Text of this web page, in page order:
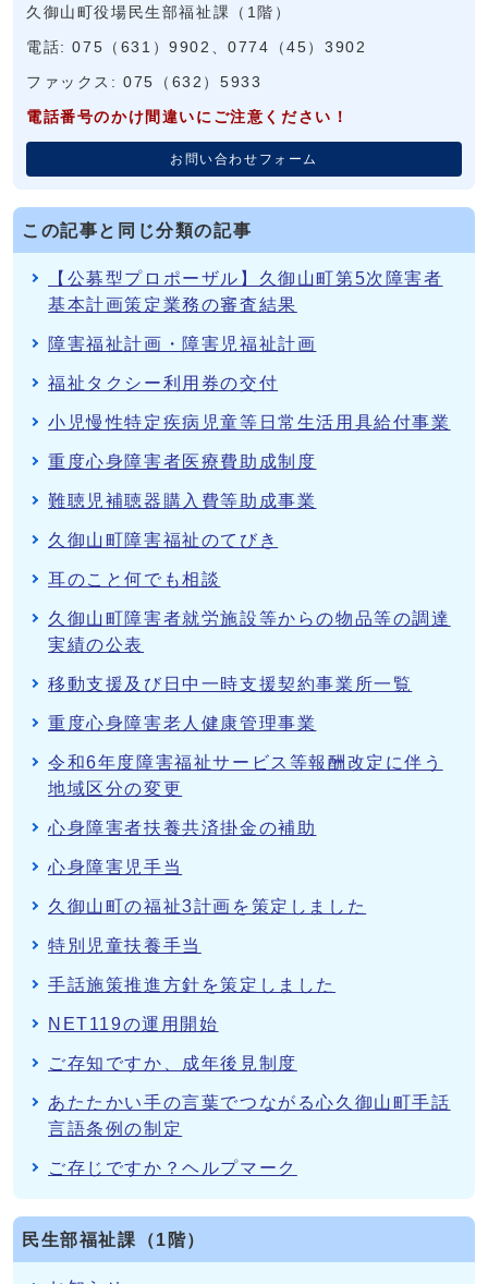
久御山町役場民生部福祉課（1階）
電話: 075（631）9902、0774（45）3902
ファックス: 075（632）5933
電話番号のかけ間違いにご注意ください！
お問い合わせフォーム
この記事と同じ分類の記事
【公募型プロポーザル】久御山町第5次障害者
基本計画策定業務の審査結果
障害福祉計画・障害児福祉計画
福祉タクシー利用券の交付
小児慢性特定疾病児童等日常生活用具給付事業
重度心身障害者医療費助成制度
難聴児補聴器購入費等助成事業
久御山町障害福祉のてびき
耳のこと何でも相談
久御山町障害者就労施設等からの物品等の調達
実績の公表
移動支援及び日中一時支援契約事業所一覧
重度心身障害老人健康管理事業
令和6年度障害福祉サービス等報酬改定に伴う
地域区分の変更
心身障害者扶養共済掛金の補助
心身障害児手当
久御山町の福祉3計画を策定しました
特別児童扶養手当
手話施策推進方針を策定しました
NET119の運用開始
ご存知ですか、成年後見制度
あたたかい手の言葉でつながる心久御山町手話
言語条例の制定
ご存じですか？ヘルプマーク
民生部福祉課（1階）